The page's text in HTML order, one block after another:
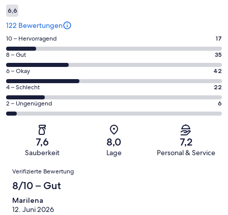
6,6
122 Bewertungen
17
von
insgesamt
122
Gästebewertungen
haben
eine
Bewertung
Hervorragend
10 – Hervorragend 17
35
von
insgesamt
122
Gästebewertungen
haben
Bewertung
Gut
8 – Gut 35
42
von
insgesamt
122
Gästebewertungen
Bewertung
Okay
6 – Okay 42
22
von
insgesamt
Gästebewertungen
von
Schlecht
4 – Schlecht 22
6
von
insgesamt
Gästebewertungen
haben
eine
Bewertung
von
2 – Ungenügend 6
7,6
Sauberkeit
8,0
Lage
7,2
Personal & Service
Bewertungen
Verifizierte Bewertung
8/10 – Gut
Marilena
12. Juni 2026